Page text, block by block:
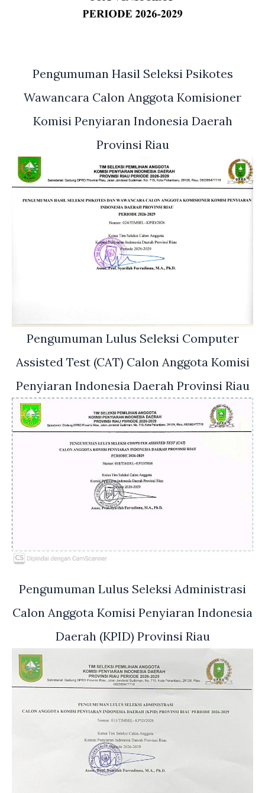
Pengumuman Hasil Seleksi Psikotes
Wawancara Calon Anggota Komisioner
Komisi Penyiaran Indonesia Daerah
Provinsi Riau
Pengumuman Lulus Seleksi Computer
Assisted Test (CAT) Calon Anggota Komisi
Penyiaran Indonesia Daerah Provinsi Riau
Pengumuman Lulus Seleksi Administrasi
Calon Anggota Komisi Penyiaran Indonesia
Daerah (KPID) Provinsi Riau